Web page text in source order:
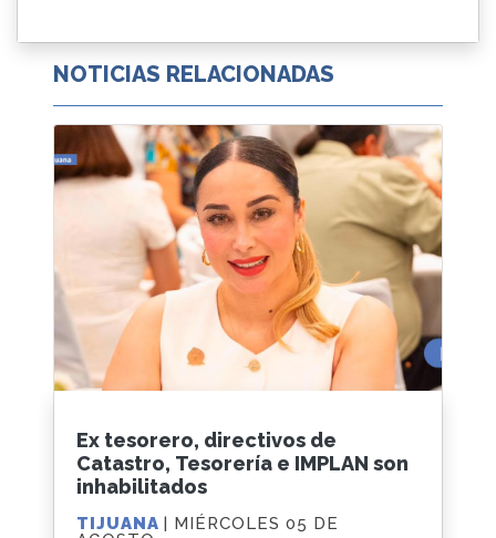
NOTICIAS RELACIONADAS
Ex tesorero, directivos de
Catastro, Tesorería e IMPLAN son
inhabilitados
TIJUANA | MIÉRCOLES 05 DE